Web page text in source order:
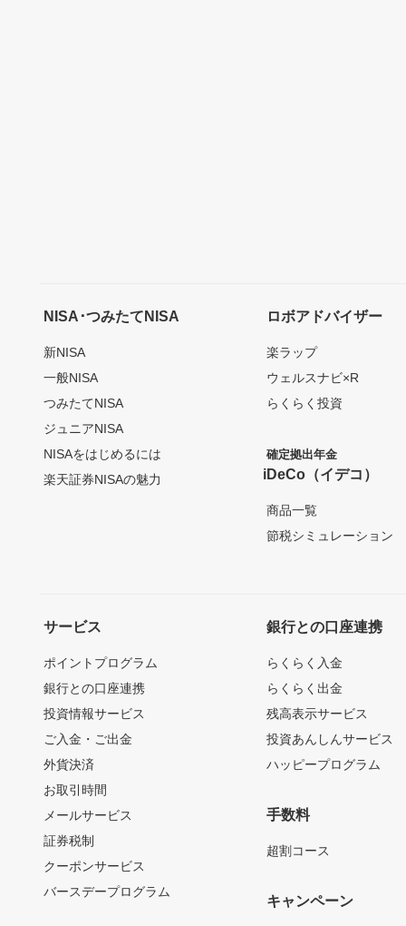
NISA･つみたてNISA
新NISA
一般NISA
つみたてNISA
ジュニアNISA
NISAをはじめるには
楽天証券NISAの魅力
ロボアドバイザー
楽ラップ
ウェルスナビ×R
らくらく投資
確定拠出年金
iDeCo（イデコ）
商品一覧
節税シミュレーション
サービス
ポイントプログラム
銀行との口座連携
投資情報サービス
ご入金・ご出金
外貨決済
お取引時間
メールサービス
証券税制
クーポンサービス
バースデープログラム
銀行との口座連携
らくらく入金
らくらく出金
残高表示サービス
投資あんしんサービス
ハッピープログラム
手数料
超割コース
キャンペーン